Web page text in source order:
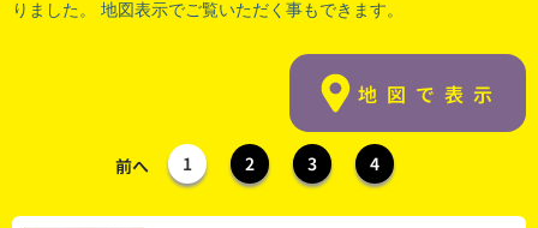
りました。 地図表示でご覧いただく事もできます。
地図で表示
前へ 1 2 3 4